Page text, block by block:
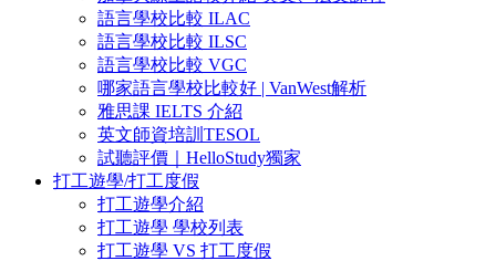
語言學校比較 ILAC
語言學校比較 ILSC
語言學校比較 VGC
哪家語言學校比較好 | VanWest解析
雅思課 IELTS 介紹
英文師資培訓TESOL
試聽評價｜HelloStudy獨家
打工遊學/打工度假
打工遊學介紹
打工遊學 學校列表
打工遊學 VS 打工度假